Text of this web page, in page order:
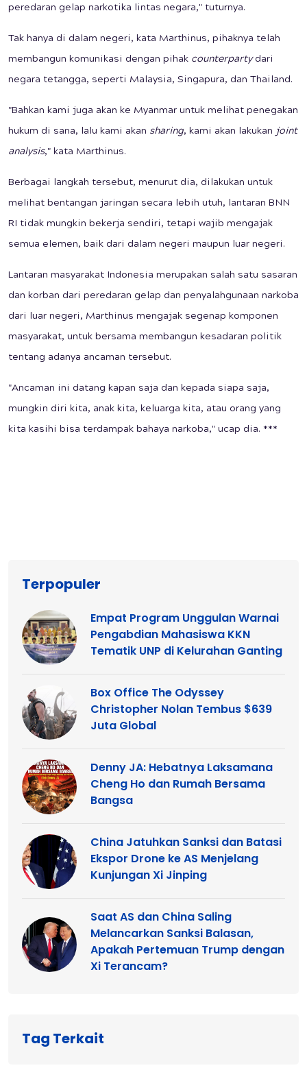
peredaran gelap narkotika lintas negara," tuturnya.
Tak hanya di dalam negeri, kata Marthinus, pihaknya telah
membangun komunikasi dengan pihak counterpartydari
negara tetangga, seperti Malaysia, Singapura, dan Thailand.
"Bahkan kami juga akan ke Myanmar untuk melihat penegakan
hukum di sana, lalu kami akan sharing, kami akan lakukan joint
analysis," kata Marthinus.
Berbagai langkah tersebut, menurut dia, dilakukan untuk
melihat bentangan jaringan secara lebih utuh, lantaran BNN
RI tidak mungkin bekerja sendiri, tetapi wajib mengajak
semua elemen, baik dari dalam negeri maupun luar negeri.
Lantaran masyarakat Indonesia merupakan salah satu sasaran
dan korban dari peredaran gelap dan penyalahgunaan narkoba
dari luar negeri, Marthinus mengajak segenap komponen
masyarakat, untuk bersama membangun kesadaran politik
tentang adanya ancaman tersebut.
"Ancaman ini datang kapan saja dan kepada siapa saja,
mungkin diri kita, anak kita, keluarga kita, atau orang yang
kita kasihi bisa terdampak bahaya narkoba," ucap dia. ***
Terpopuler
Empat Program Unggulan Warnai
Pengabdian Mahasiswa KKN
Tematik UNP di Kelurahan Ganting
Box Office The Odyssey
Christopher Nolan Tembus $639
Juta Global
Denny JA: Hebatnya Laksamana
Cheng Ho dan Rumah Bersama
Bangsa
China Jatuhkan Sanksi dan Batasi
Ekspor Drone ke AS Menjelang
Kunjungan Xi Jinping
Saat AS dan China Saling
Melancarkan Sanksi Balasan,
Apakah Pertemuan Trump dengan
Xi Terancam?
Tag Terkait